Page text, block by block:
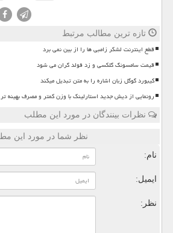
تازه ترین مطالب مرتبط
قطع اینترنت لشکر زامبی ها را از بین نمی برد
قیمت سامسونگ گلکسی و زد فولد گران می شود
کیبورد گوگل زبان اشاره را به متن تبدیل میکند
رونمایی از دیش جدید استارلینک با وزن کمتر و مصرف بهینه تر
نظرات بینندگان در مورد این مطلب
نظر شما در مورد این
نام:
ایمیل:
نظر: